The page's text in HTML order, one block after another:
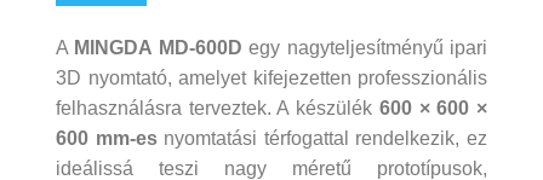
A MINGDA MD‑600D egy nagyteljesítményű ipari
3D nyomtató, amelyet kifejezetten professzionális
felhasználásra terveztek. A készülék 600 × 600 ×
600 mm-esnyomtatási térfogattal rendelkezik, ez
ideálissá teszi nagy méretű prototípusok,